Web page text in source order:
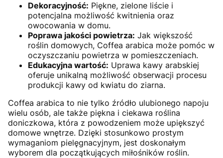
Dekoracyjność: Piękne, zielone liście i
potencjalna możliwość kwitnienia oraz
owocowania w domu.
Poprawa jakości powietrza: Jak większość
roślin domowych, Coffea arabica może pomóc w
oczyszczaniu powietrza w pomieszczeniach.
Edukacyjna wartość: Uprawa kawy arabskiej
oferuje unikalną możliwość obserwacji procesu
produkcji kawy od kwiatu do ziarna.
Coffea arabica to nie tylko źródło ulubionego napoju
wielu osób, ale także piękna i ciekawa roślina
doniczkowa, która z powodzeniem może upiększyć
domowe wnętrze. Dzięki stosunkowo prostym
wymaganiom pielęgnacyjnym, jest doskonałym
wyborem dla początkujących miłośników roślin.